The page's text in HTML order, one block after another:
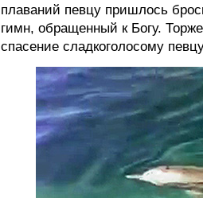
плаваний певцу пришлось
гимн, обращенный к Богу.
спасение сладкоголосому